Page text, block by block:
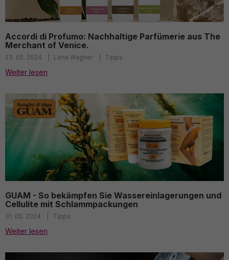
Accordi di Profumo: Nachhaltige Parfümerie aus The
Merchant of Venice.
23. 05. 2024 Lena Wagner Tipps
Weiter lesen
GUAM - So bekämpfen Sie Wassereinlagerungen und
Cellulite mit Schlammpackungen
31. 05. 2024 Tipps
Weiter lesen